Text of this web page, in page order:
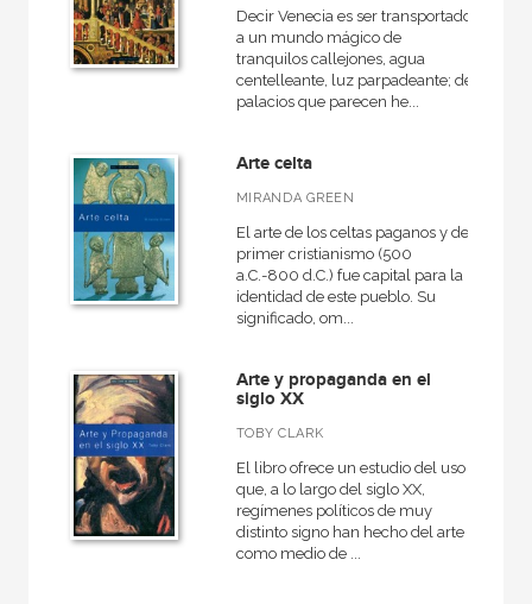
Prehistoria
Grecia
Medieval
General
VER TODAS... (16)
NUESTRAS COLECCIONES
Arealonga - Letras galegas
Arqueología
Arte en contexto
Arte y estética
Decir Venecia es ser transportado
a un mundo mágico de
tranquilos callejones, agua
centelleante, luz parpadeante; de
palacios que parecen he...
Arte celta
MIRANDA GREEN
El arte de los celtas paganos y del
primer cristianismo (500
a.C.-800 d.C.) fue capital para la
identidad de este pueblo. Su
significado, om...
Arte y propaganda en el
siglo XX
TOBY CLARK
El libro ofrece un estudio del uso
que, a lo largo del siglo XX,
regímenes políticos de muy
distinto signo han hecho del arte
como medio de ...